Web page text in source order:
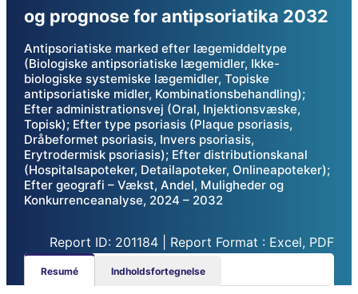
og prognose for antipsoriatika 2032
Antipsoriatiske marked efter lægemiddeltype
(Biologiske antipsoriatiske lægemidler, Ikke-
biologiske systemiske lægemidler, Topiske
antipsoriatiske midler, Kombinationsbehandling);
Efter administrationsvej (Oral, Injektionsvæske,
Topisk); Efter type psoriasis (Plaque psoriasis,
Dråbeformet psoriasis, Invers psoriasis,
Erytrodermisk psoriasis); Efter distributionskanal
(Hospitalsapoteker, Detailapoteker, Onlineapoteker);
Efter geografi – Vækst, Andel, Muligheder og
Konkurrenceanalyse, 2024 – 2032
Report ID: 201184 | Report Format : Excel, PDF
Resumé Indholdsfortegnelse